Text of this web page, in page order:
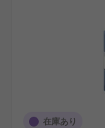
在庫あり